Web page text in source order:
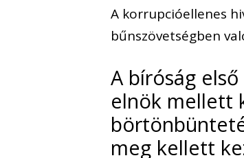
A korrupcióellenes
bűnszövetségben
A bíróság
elnök mellett
meg kellett